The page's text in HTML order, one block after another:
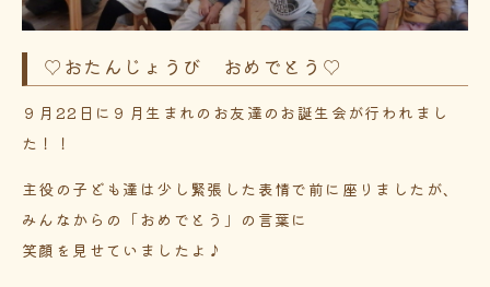
♡おたんじょうび おめでとう♡
９月22日に９月生まれのお友達のお誕生会が行われまし
た！！
主役の子ども達は少し緊張した表情で前に座りましたが、
みんなからの「おめでとう」の言葉に
笑顔を見せていましたよ♪